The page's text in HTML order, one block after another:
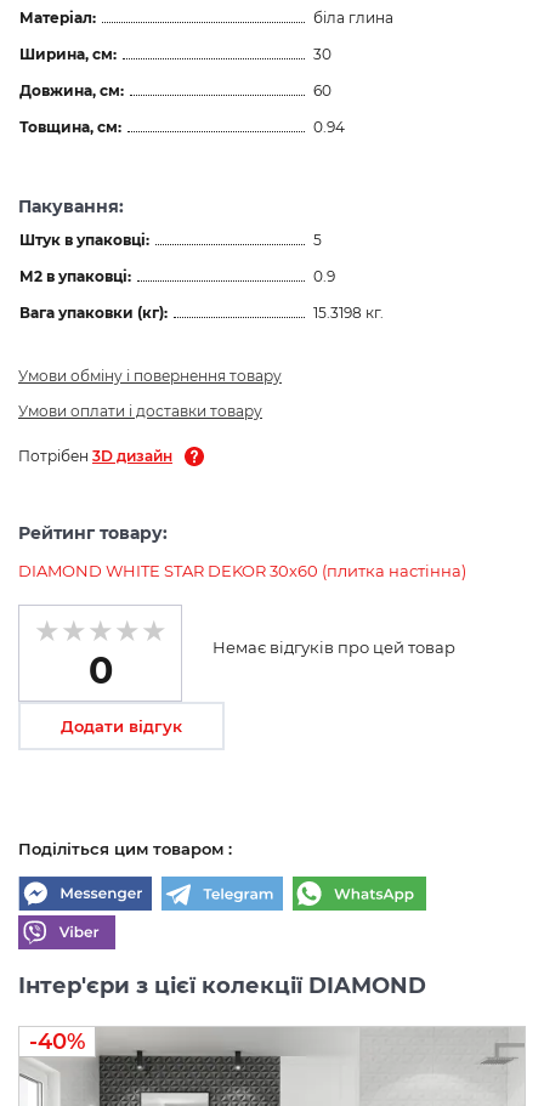
Матеріал:
біла глина
Ширина, см:
30
Довжина, см:
60
Товщина, см:
0.94
Пакування:
Штук в упаковці:
5
М2 в упаковці:
0.9
Вага упаковки (кг):
15.3198 кг.
Умови обміну і повернення товару
Умови оплати і доставки товару
Потрібен 3D дизайн
Рейтинг товару:
DIAMOND WHITE STAR DEKOR 30х60 (плитка настінна)
0
Немає відгуків про цей товар
Додати відгук
Поділіться цим товаром :
Інтер'єри з цієї колекції DIAMOND
-40%